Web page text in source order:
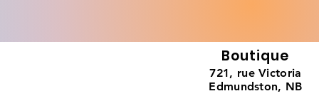
Boutique
721, rue Victoria
Edmundston, NB